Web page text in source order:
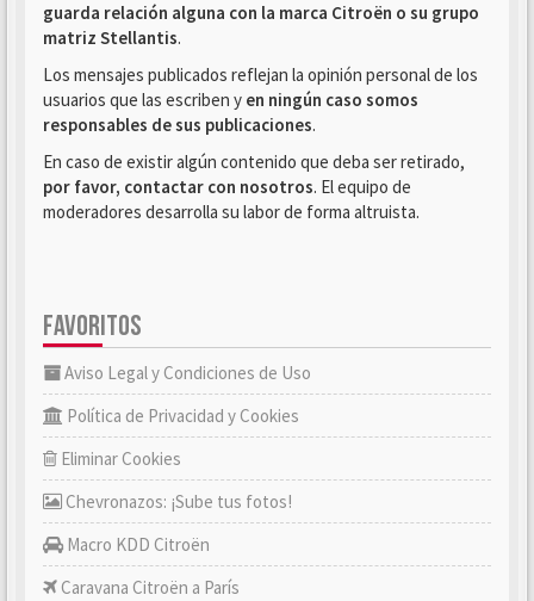
guarda relación alguna con la marca Citroën o su grupo
matriz Stellantis.
Los mensajes publicados reflejan la opinión personal de los
usuarios que las escriben y en ningún caso somos
responsables de sus publicaciones.
En caso de existir algún contenido que deba ser retirado,
por favor, contactar con nosotros. El equipo de
moderadores desarrolla su labor de forma altruista.
FAVORITOS
Aviso Legal y Condiciones de Uso
Política de Privacidad y Cookies
Eliminar Cookies
Chevronazos: ¡Sube tus fotos!
Macro KDD Citroën
Caravana Citroën a París